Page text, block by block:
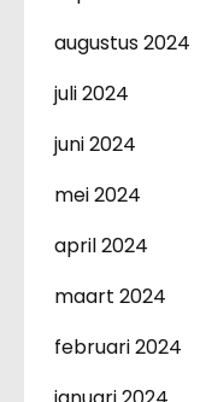
augustus 2024
juli 2024
juni 2024
mei 2024
april 2024
maart 2024
februari 2024